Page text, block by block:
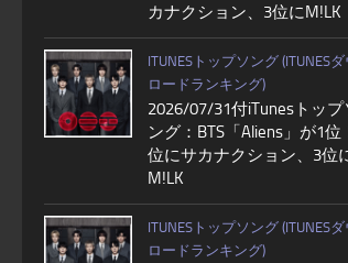
カナクション、3位にM!LK
ITUNESトップソング (ITUNES
ロードランキング)
2026/07/31付iTunesトップ
ング：BTS「Aliens」が1位
位にサカナクション、3位
M!LK
ITUNESトップソング (ITUNES
ロードランキング)